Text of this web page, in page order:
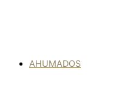
AHUMADOS